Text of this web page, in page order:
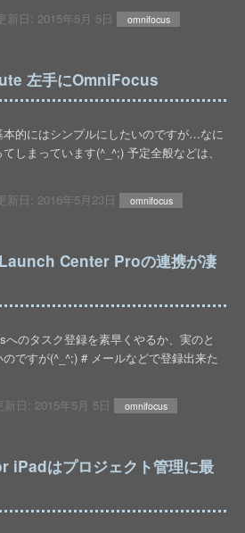
新日: 2015年5月 5日 omnifocus
左手にOmniFocus
的にはシンプルにしたいのですが…なに
しまっています(^_^;) 予定全般などは、
新日: 2016年5月23日 omnifocus
Center Proの連携が凄
のタスク登録を素早くやるか、実のと
ですが(^_^;) # メールなどで登録出来た
新日: 2015年5月 5日 omnifocus
はプロジェクト管理に最